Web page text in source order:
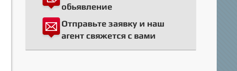
обьявление
Отправьте заявку и наш
агент свяжется с вами